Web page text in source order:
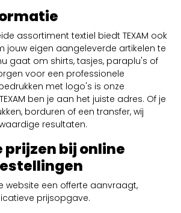
assortiment textiel biedt TEXAM ook
jouw eigen aangeleverde artikelen te
gaat om shirts, tasjes, paraplu's of
voor een professionele
met logo's is onze
ben je aan het juiste adres. Of je
borduren of een transfer, wij
resultaten.
bij online
website een offerte aanvraagt,
prijsopgave.